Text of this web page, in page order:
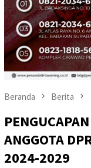
Beranda Berita
ANGGOTA
2024-2029